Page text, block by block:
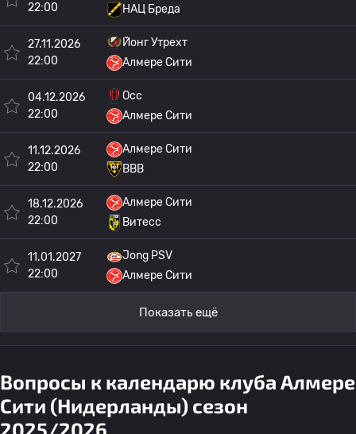
22:00
НАЦ Бреда
27.11.2026
22:00
Йонг Утрехт
Алмере Сити
04.12.2026
22:00
Осс
Алмере Сити
11.12.2026
22:00
Алмере Сити
ВВВ
18.12.2026
22:00
Алмере Сити
Витесс
11.01.2027
22:00
Jong PSV
Алмере Сити
Показать ещё
Вопросы к календарю клуба Алмере
Сити (Нидерланды) сезон
2025/2026